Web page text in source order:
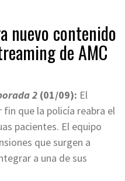
nuevo contenido
de AMC
2 (01/09): El
que la policía reabra el
pacientes. El equipo
que surgen a
a una de sus